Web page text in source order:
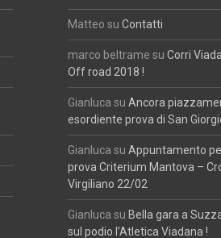
Matteo su Contatti
marco beltrame su Corri
Off road 2018 !
Gianluca su Ancora
esordiente prova di San
Gianluca su Appuntamento
prova Criterium Mantova –
Virgiliano 22/02
Gianluca su Bella gara a
sul podio l’Atletica Viadana !